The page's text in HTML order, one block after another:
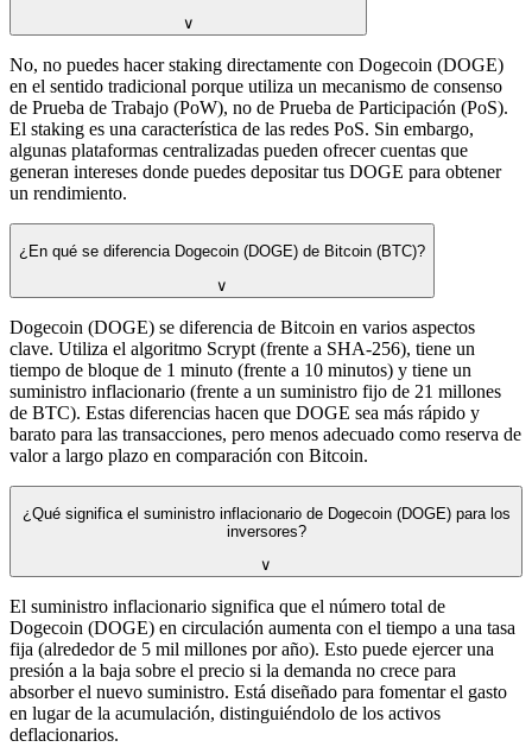
∨
No, no puedes hacer staking directamente con Dogecoin (DOGE)
en el sentido tradicional porque utiliza un mecanismo de consenso
de Prueba de Trabajo (PoW), no de Prueba de Participación (PoS).
El staking es una característica de las redes PoS. Sin embargo,
algunas plataformas centralizadas pueden ofrecer cuentas que
generan intereses donde puedes depositar tus DOGE para obtener
un rendimiento.
¿En qué se diferencia Dogecoin (DOGE) de Bitcoin (BTC)?
∨
Dogecoin (DOGE) se diferencia de Bitcoin en varios aspectos
clave. Utiliza el algoritmo Scrypt (frente a SHA-256), tiene un
tiempo de bloque de 1 minuto (frente a 10 minutos) y tiene un
suministro inflacionario (frente a un suministro fijo de 21 millones
de BTC). Estas diferencias hacen que DOGE sea más rápido y
barato para las transacciones, pero menos adecuado como reserva de
valor a largo plazo en comparación con Bitcoin.
¿Qué significa el suministro inflacionario de Dogecoin (DOGE) para los
inversores?
∨
El suministro inflacionario significa que el número total de
Dogecoin (DOGE) en circulación aumenta con el tiempo a una tasa
fija (alrededor de 5 mil millones por año). Esto puede ejercer una
presión a la baja sobre el precio si la demanda no crece para
absorber el nuevo suministro. Está diseñado para fomentar el gasto
en lugar de la acumulación, distinguiéndolo de los activos
deflacionarios.